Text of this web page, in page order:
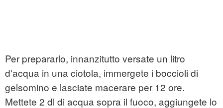
Per prepararlo, innanzitutto versate un litro
d'acqua in una ciotola, immergete i boccioli di
gelsomino e lasciate macerare per 12 ore.
Mettete 2 dl di acqua sopra il fuoco, aggiungete lo